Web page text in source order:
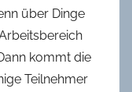
über Dinge
kommt die
Teilnehmer